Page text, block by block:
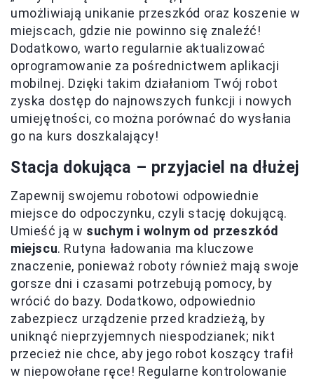
umożliwiają unikanie przeszkód oraz koszenie w
miejscach, gdzie nie powinno się znaleźć!
Dodatkowo, warto regularnie aktualizować
oprogramowanie za pośrednictwem aplikacji
mobilnej. Dzięki takim działaniom Twój robot
zyska dostęp do najnowszych funkcji i nowych
umiejętności, co można porównać do wysłania
go na kurs doszkalający!
Stacja dokująca – przyjaciel na dłużej
Zapewnij swojemu robotowi odpowiednie
miejsce do odpoczynku, czyli stację dokującą.
Umieść ją w suchym i wolnym od przeszkód
miejscu. Rutyna ładowania ma kluczowe
znaczenie, ponieważ roboty również mają swoje
gorsze dni i czasami potrzebują pomocy, by
wrócić do bazy. Dodatkowo, odpowiednio
zabezpiecz urządzenie przed kradzieżą, by
uniknąć nieprzyjemnych niespodzianek; nikt
przecież nie chce, aby jego robot koszący trafił
w niepowołane ręce! Regularne kontrolowanie